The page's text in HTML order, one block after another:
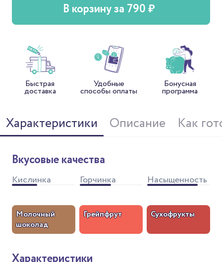
В корзину за 790 ₽
Быстрая
доставка
Удобные
способы оплаты
Бонусная
программа
Характеристики Описание Как
Вкусовые качества
Кислинка Горчинка Насыщенность
Молочный
шоколад
Грейпфрут Сухофрукты